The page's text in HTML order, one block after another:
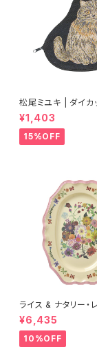
松尾ミユキ | ダイカ
Diecut pouch Nala
¥1,403
15%OFF
ライス & ナタリー・
トメラミン サービン
ラージサイズ ピンク【
¥6,435
10%OFF